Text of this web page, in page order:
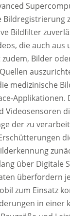
Bildfilter
die auch
Bilder
medizinische
Videosensoren
der zu
über Digitale
überfordern
zum Einsatz
in